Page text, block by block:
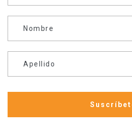
Nombre
Apellido